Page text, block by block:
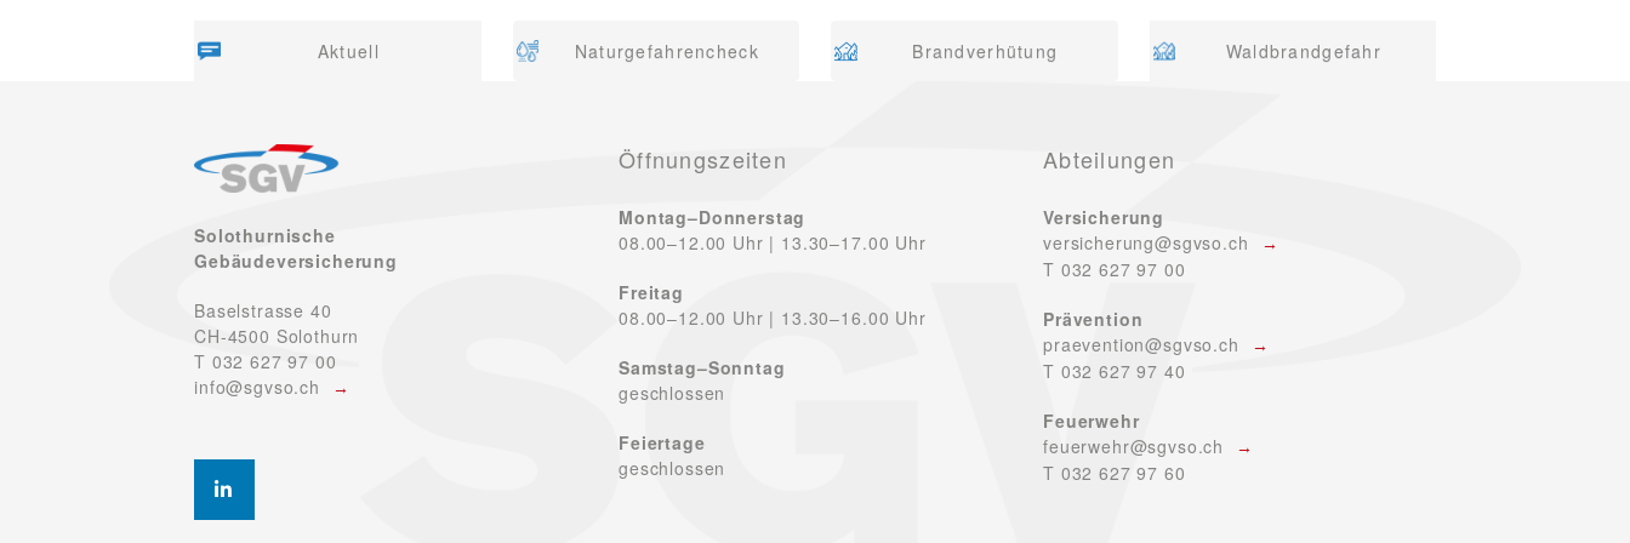
Aktuell Naturgefahrencheck Brandverhütung Waldbrandgefahr
Solothurnische
Gebäudeversicherung
Baselstrasse 40
CH-4500 Solothurn
T 032 627 97 00
info@sgvso.ch
Öffnungszeiten
Montag–Donnerstag
08.00–12.00 Uhr | 13.30–17.00 Uhr
Freitag
08.00–12.00 Uhr | 13.30–16.00 Uhr
Samstag–Sonntag
geschlossen
Feiertage
geschlossen
Abteilungen
Versicherung
versicherung@sgvso.ch
T 032 627 97 00
Prävention
praevention@sgvso.ch
T 032 627 97 40
Feuerwehr
feuerwehr@sgvso.ch
T 032 627 97 60